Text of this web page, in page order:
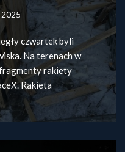
2025
czwartek byli
Na terenach w
rakiety
Rakieta